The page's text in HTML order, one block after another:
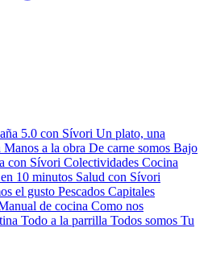
5.0 con Sívori Un plato, una
Manos a la obra De carne somos Bajo
con Sívori Colectividades Cocina
10 minutos Salud con Sívori
el gusto Pescados Capitales
de cocina Como nos
Todo a la parrilla Todos somos Tu